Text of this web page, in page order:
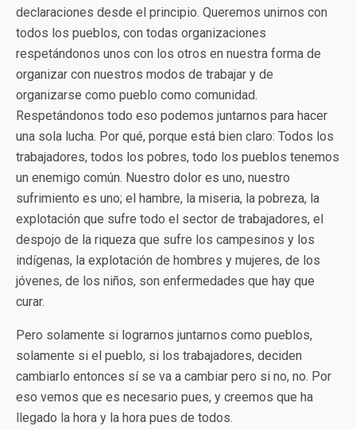
declaraciones desde el principio. Queremos unirnos con
todos los pueblos, con todas organizaciones
respetándonos unos con los otros en nuestra forma de
organizar con nuestros modos de trabajar y de
organizarse como pueblo como comunidad.
Respetándonos todo eso podemos juntarnos para hacer
una sola lucha. Por qué, porque está bien claro: Todos los
trabajadores, todos los pobres, todo los pueblos tenemos
un enemigo común. Nuestro dolor es uno, nuestro
sufrimiento es uno; el hambre, la miseria, la pobreza, la
explotación que sufre todo el sector de trabajadores, el
despojo de la riqueza que sufre los campesinos y los
indígenas, la explotación de hombres y mujeres, de los
jóvenes, de los niños, son enfermedades que hay que
curar.
Pero solamente si lograrnos juntarnos como pueblos,
solamente si el pueblo, si los trabajadores, deciden
cambiarlo entonces sí se va a cambiar pero si no, no. Por
eso vemos que es necesario pues, y creemos que ha
llegado la hora y la hora pues de todos.